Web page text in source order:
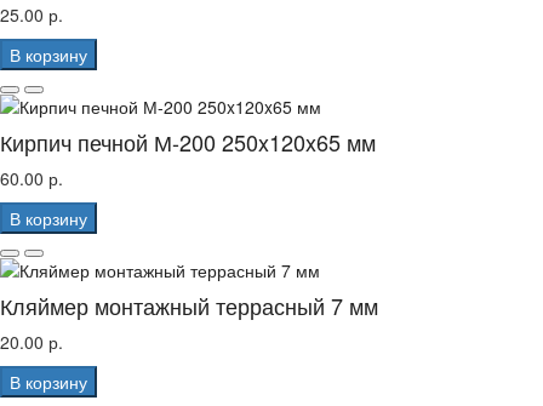
25.00 р.
В корзину
Кирпич печной М-200 250x120x65 мм
60.00 р.
В корзину
Кляймер монтажный террасный 7 мм
20.00 р.
В корзину